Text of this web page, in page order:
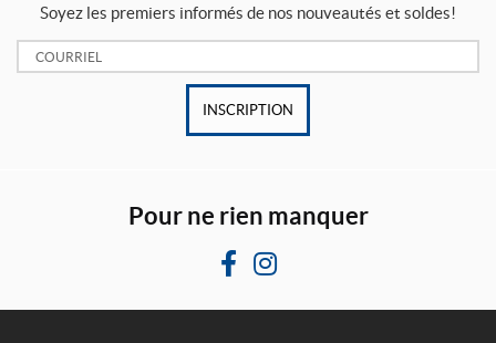
Soyez les premiers informés de nos nouveautés et soldes!
Courriel:
INSCRIPTION
Pour ne rien manquer
F
I